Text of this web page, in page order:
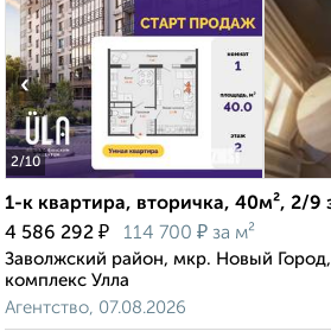
2/10
‹
1-к квартира, вторичка, 40м², 2/9
4 586 292 ₽ 114 700 ₽ за м²
Заволжский район, мкр. Новый
комплекс Улла
Агентство, 07.08.2026